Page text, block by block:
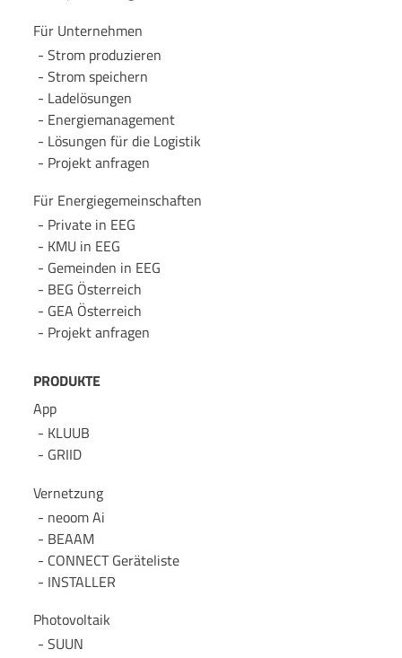
Für Unternehmen
Strom produzieren
Strom speichern
Lade­lösungen
Energie­management
Lösungen für die Logistik
Projekt anfragen
Für Energie­gemeinschaften
Private in EEG
KMU in EEG
Gemeinden in EEG
BEG Österreich
GEA Österreich
Projekt anfragen
PRODUKTE
App
KLUUB
GRIID
Vernetzung
neoom Ai
BEAAM
CONNECT Geräteliste
INSTALLER
Photovoltaik
SUUN